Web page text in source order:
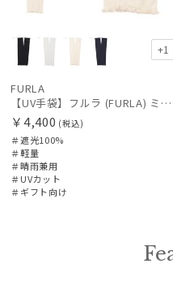
+1
FURLA
【UV手袋】フルラ (FURLA) ミディアム ＵＶ手袋 フリル 指無し
￥4,400 (税込)
＃遮光100%
＃軽量
＃晴雨兼用
＃UVカット
＃ギフト向け